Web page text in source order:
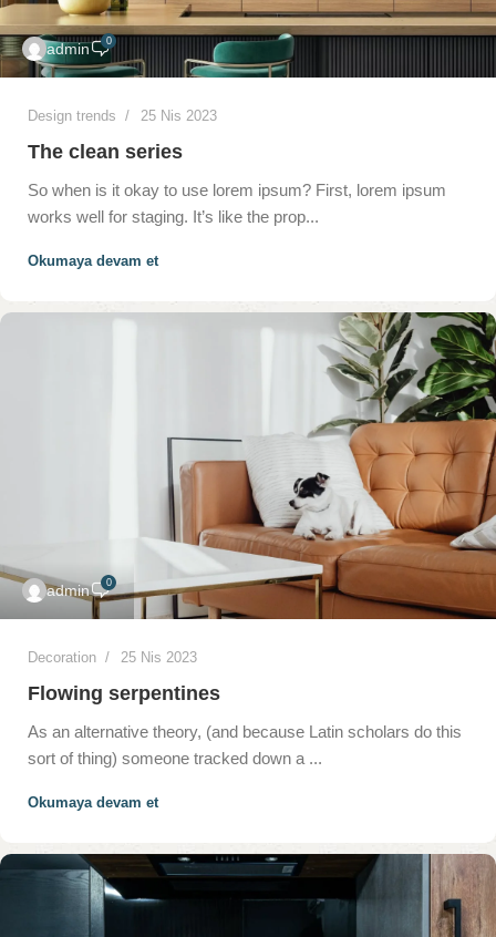
admin 0
Design trends 25 Nis 2023
The clean series
So when is it okay to use lorem ipsum? First, lorem ipsum
works well for staging. It’s like the prop...
Okumaya devam et
admin 0
Decoration 25 Nis 2023
Flowing serpentines
As an alternative theory, (and because Latin scholars do this
sort of thing) someone tracked down a ...
Okumaya devam et